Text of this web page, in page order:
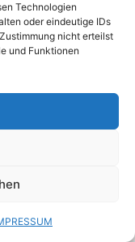
Technologien
oder eindeutige IDs
nicht erteilst
und Funktionen
Mälzer